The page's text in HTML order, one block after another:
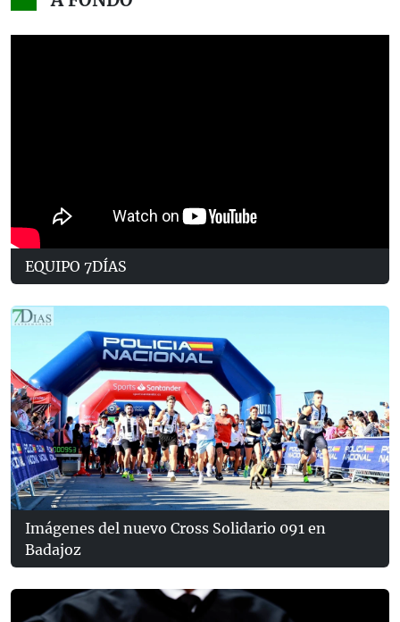
EQUIPO 7DÍAS
Imágenes del nuevo Cross Solidario 091 en
Badajoz